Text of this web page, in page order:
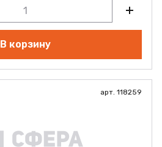
В корзину
арт. 118259